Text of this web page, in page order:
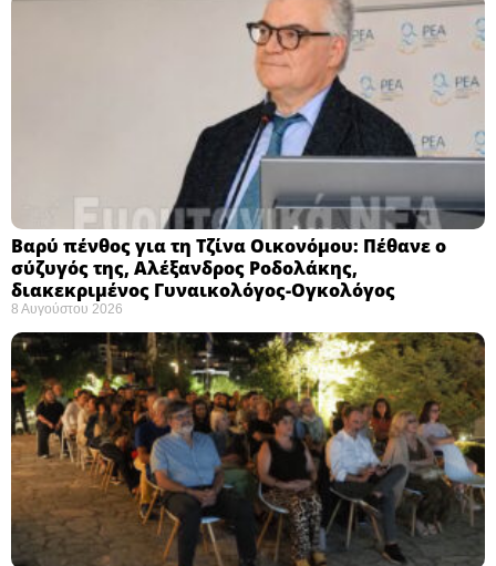
Βαρύ πένθος για τη Τζίνα Οικονόμου: Πέθανε ο
σύζυγός της, Αλέξανδρος Ροδολάκης,
διακεκριμένος Γυναικολόγος-Ογκολόγος
8 Αυγούστου 2026